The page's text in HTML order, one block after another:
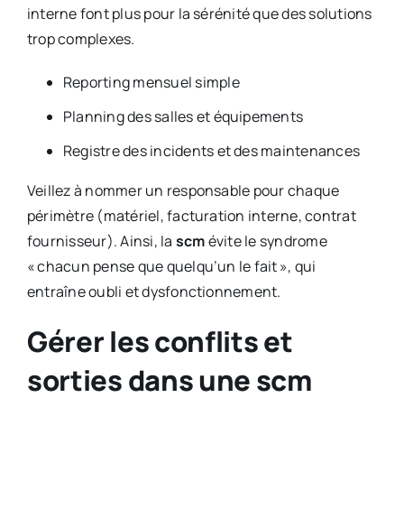
interne font plus pour la sérénité que des solutions
trop complexes.
Reporting mensuel simple
Planning des salles et équipements
Registre des incidents et des maintenances
Veillez à nommer un responsable pour chaque
périmètre (matériel, facturation interne, contrat
fournisseur). Ainsi, la scmévite le syndrome
« chacun pense que quelqu’un le fait », qui
entraîne oubli et dysfonctionnement.
Gérer les conflits et
sorties dans une scm